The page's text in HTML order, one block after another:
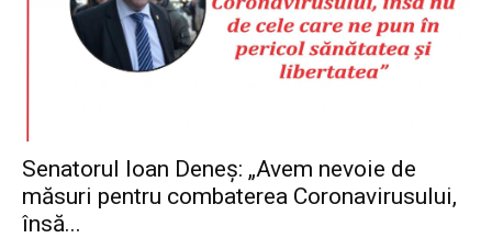
Senatorul Ioan Deneș: „Avem nevoie de
măsuri pentru combaterea Coronavirusului,
însă...